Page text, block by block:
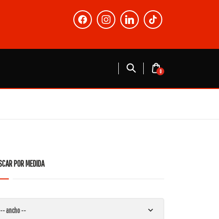
facebook instagramlinkedin tiktok
0
POR MEDIDA